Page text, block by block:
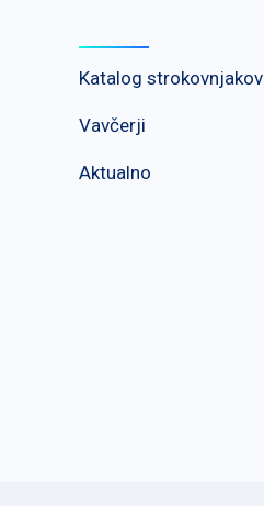
Katalog strokovnjakov
Vavčerji
Aktualno